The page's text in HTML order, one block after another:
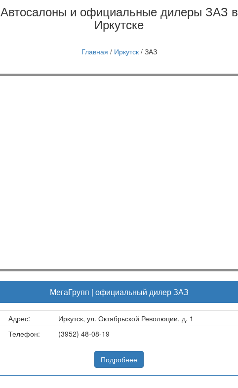
Автосалоны и официальные дилеры ЗАЗ в
Иркутске
Главная / Иркутск/ ЗАЗ
МегаГрупп | официальный дилер ЗАЗ
Адрес:
Иркутск, ул. Октябрьской Революции, д. 1
Телефон:
(3952) 48-08-19
Подробнее